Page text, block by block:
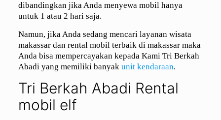
dibandingkan jika Anda menyewa mobil hanya
untuk 1 atau 2 hari saja.
Namun, jika Anda sedang mencari layanan wisata
makassar dan rental mobil terbaik di makassar maka
Anda bisa mempercayakan kepada Kami Tri Berkah
Abadi yang memiliki banyak unit kendaraan.
Tri Berkah Abadi Rental
mobil elf